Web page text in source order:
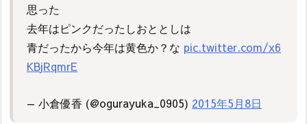
思った
去年はピンクだったしおととしは
青だったから今年は黄色か？な pic.twitter.com/x6
KBjRqmrE
— 小倉優香 (@ogurayuka_0905) 2015年5月8日